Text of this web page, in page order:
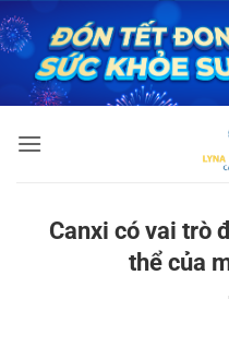
Bỏ
qua
dung
Canxi có vai trò
thể của